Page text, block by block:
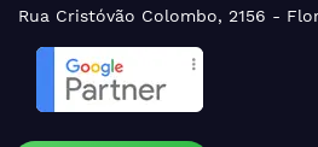
Rua Cristóvão Colombo, 2156 -